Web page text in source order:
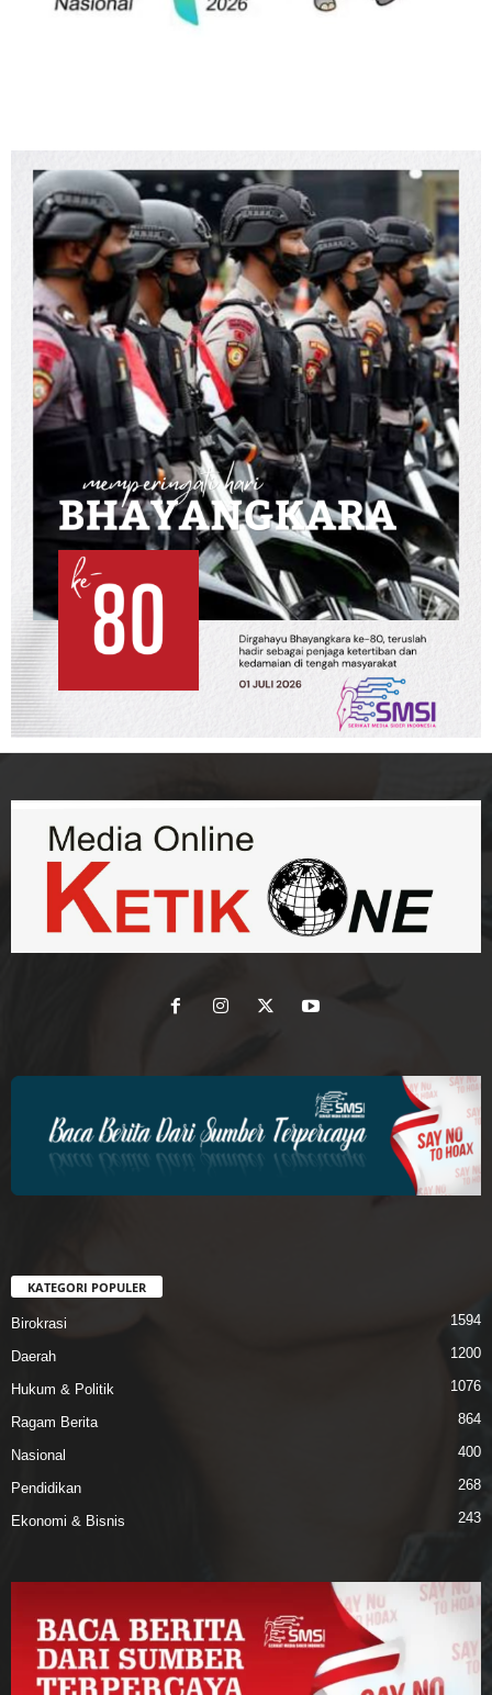
KATEGORI POPULER
Birokrasi 1594
Daerah 1200
Hukum & Politik 1076
Ragam Berita 864
Nasional 400
Pendidikan 268
Ekonomi & Bisnis 243